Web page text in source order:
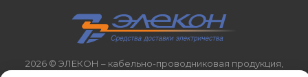
2026 © ЭЛЕКОН – кабельно-проводниковая продукция,